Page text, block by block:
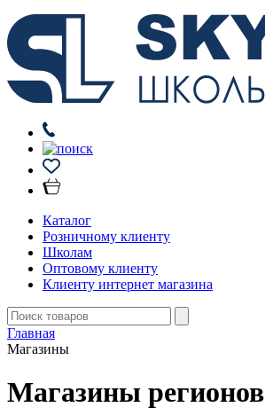
Каталог
Розничному клиенту
Школам
Оптовому клиенту
Клиенту интернет магазина
Главная
Магазины
Магазины регионов